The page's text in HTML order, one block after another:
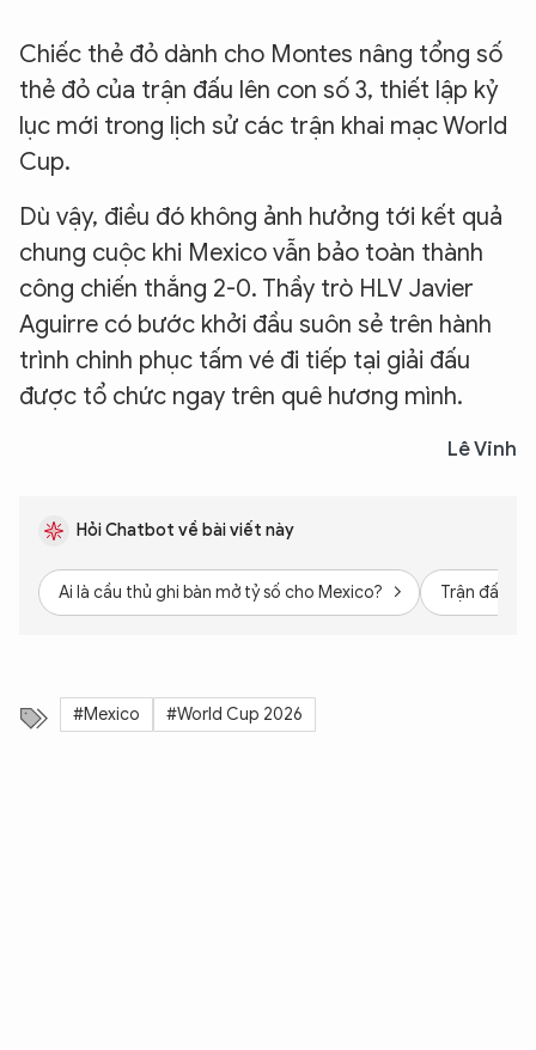
Chiếc thẻ đỏ dành cho Montes nâng tổng số
thẻ đỏ của trận đấu lên con số 3, thiết lập kỷ
lục mới trong lịch sử các trận khai mạc World
Cup.
Dù vậy, điều đó không ảnh hưởng tới kết quả
chung cuộc khi Mexico vẫn bảo toàn thành
công chiến thắng 2-0. Thầy trò HLV Javier
Aguirre có bước khởi đầu suôn sẻ trên hành
trình chinh phục tấm vé đi tiếp tại giải đấu
được tổ chức ngay trên quê hương mình.
Lê Vinh
Hỏi Chatbot về bài viết này
Ai là cầu thủ ghi bàn mở tỷ số cho Mexico? Trận đấu
#Mexico #World Cup 2026